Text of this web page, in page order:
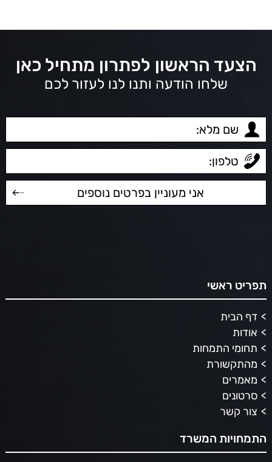
הצעד הראשון לפתרון מתחיל כאן
שלחו הודעה ותנו לנו לעזור לכם
תפריט ראשי
דף הבית
אודות
תחומי התמחות
מהתקשורת
מאמרים
סרטונים
צור קשר
התמחויות המשרד